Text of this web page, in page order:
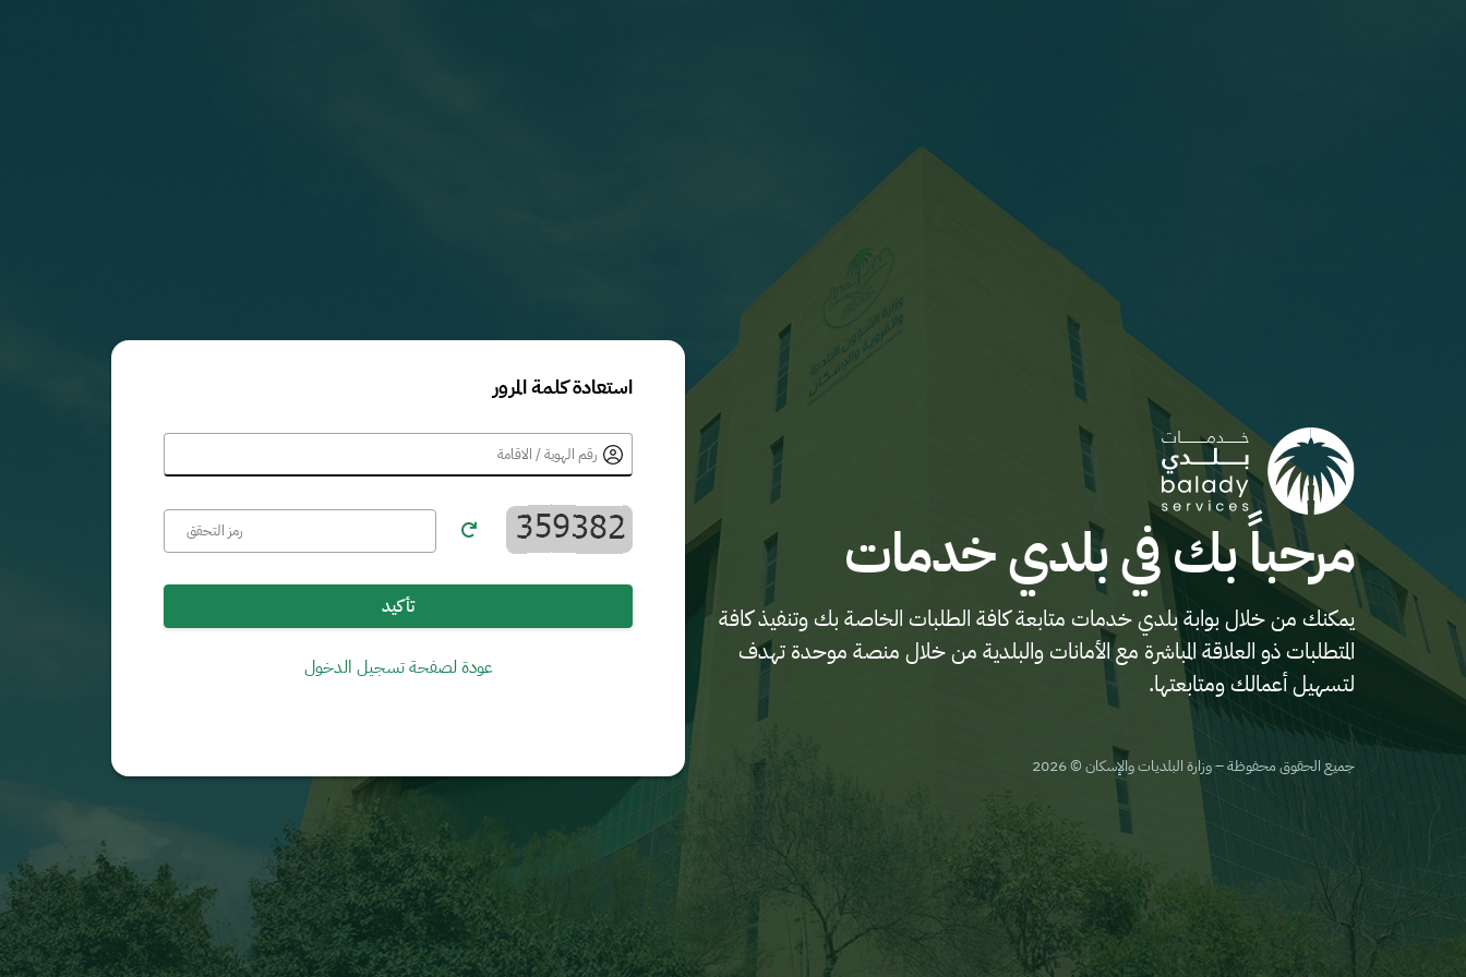
مرحباً بك في بلدي خدمات
يمكنك من خلال بوابة بلدي خدمات متابعة كافة الطلبات الخاصة بك وتنفيذ كافة
المتطلبات ذو العلاقة المباشرة مع الأمانات والبلدية من خلال منصة موحدة تهدف
لتسهيل أعمالك ومتابعتها.
جميع الحقوق محفوظة – وزارة البلديات والإسكان © 2026
استعادة كلمة المرور
تأكيد
عودة لصفحة تسجيل الدخول